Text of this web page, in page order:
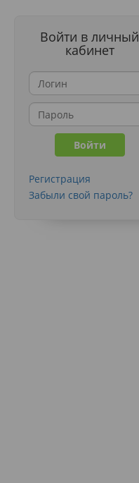
Войти в личный
кабинет
Регистрация
Забыли свой пароль?